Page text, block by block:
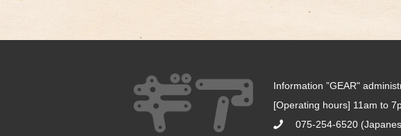
Information ”GEAR"
[Operating hours] 11am to
075-254-6520